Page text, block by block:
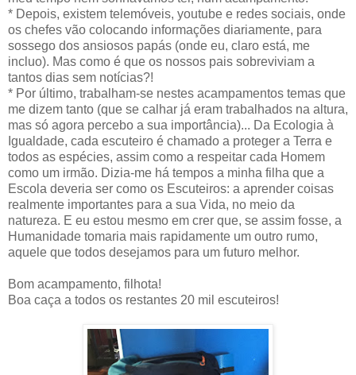
* Depois, existem telemóveis, youtube e redes sociais, onde
os chefes vão colocando informações diariamente, para
sossego dos ansiosos papás (onde eu, claro está, me
incluo). Mas como é que os nossos pais sobreviviam a
tantos dias sem notícias?!
* Por último, trabalham-se nestes acampamentos temas que
me dizem tanto (que se calhar já eram trabalhados na altura,
mas só agora percebo a sua importância)... Da Ecologia à
Igualdade, cada escuteiro é chamado a proteger a Terra e
todos as espécies, assim como a respeitar cada Homem
como um irmão. Dizia-me há tempos a minha filha que a
Escola deveria ser como os Escuteiros: a aprender coisas
realmente importantes para a sua Vida, no meio da
natureza. E eu estou mesmo em crer que, se assim fosse, a
Humanidade tomaria mais rapidamente um outro rumo,
aquele que todos desejamos para um futuro melhor.
Bom acampamento, filhota!
Boa caça a todos os restantes 20 mil escuteiros!